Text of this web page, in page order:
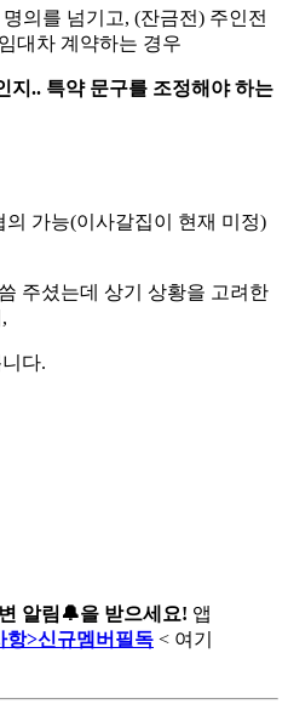
의를 넘기고, (잔금전) 주인전
대차 계약하는 경우
지.. 특약 문구를 조정해야 하는
가능(이사갈집이 현재 미정)
주셨는데 상기 상황을 고려한
다.
알림🔔을 받으세요! 앱
항>신규멤버필독 < 여기